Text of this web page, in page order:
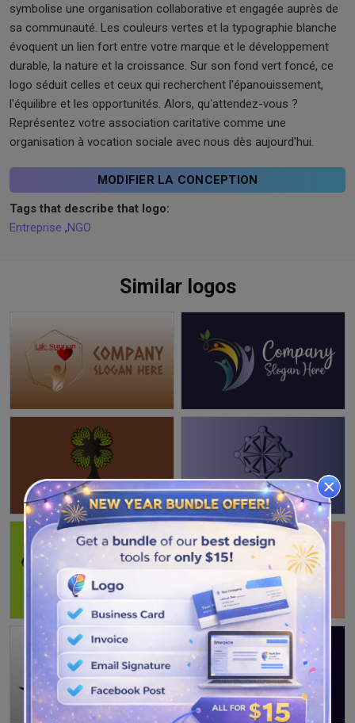
symbolise une organisation collaborative et engagée auprès de
sa communauté. Les couleurs vertes et la typographie blanche
évoquent un lien fort entre votre marque et le développement
durable, la nature et la croissance. Sur son fond vert foncé, ce
logo séduit celles et ceux qui recherchent l'épanouissement,
l'équilibre et les opportunités. Alors, qu'attendez-vous ?
Représentez votre association caritative comme une
organisation à vocation sociale avec nous dès aujourd'hui.
MODIFIER LA CONCEPTION
Tags that describe that logo:
Entreprise ,NGO
Similar logos